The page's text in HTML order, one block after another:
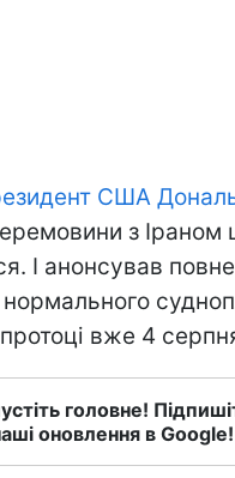
США
з Іраном
І анонсував повне
нормального
вже 4
головне!
оновлення в Google!